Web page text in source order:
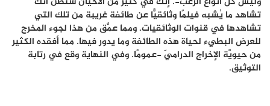
تشاهد ما يُشبه فيلمًا وثائقيًّا عن طائفة غريبة من تلك التي
تشاهدها في قنوات الوثائقيات. ومما عمَّق من هذا لجوء المخرج
للعرض البطيء لحياة هذه الطائفة وما يدور فيها. مما أفقده الكثير
من حيويَّة الإخراج الدراميّ -عمومًا. وفي النهاية وقع في رتابة
التوثيق.